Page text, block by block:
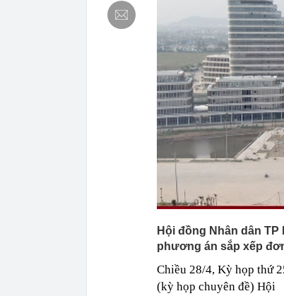
có
14:02
thừa
14:00
Đại
14:00
công
14:00
13:50
Tiếp
Thuê
13:49
Đại
Hội đồng Nhân dân
phương án sắp xếp
Chiều 28/4, Kỳ họp thứ
(kỳ họp chuyên đề) Hội